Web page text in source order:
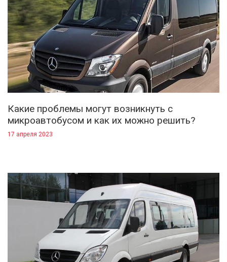
Какие проблемы могут возникнуть с
микроавтобусом и как их можно решить?
17 апреля 2023